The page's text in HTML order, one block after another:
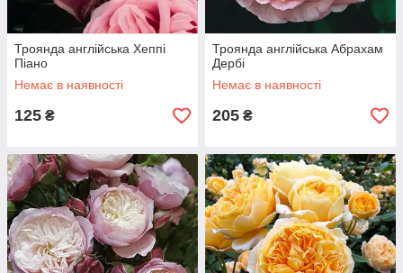
Троянда англійська Хеппі
Піано
Немає в наявності
125 ₴
Троянда англійська Абрахам
Дербі
Немає в наявності
205 ₴